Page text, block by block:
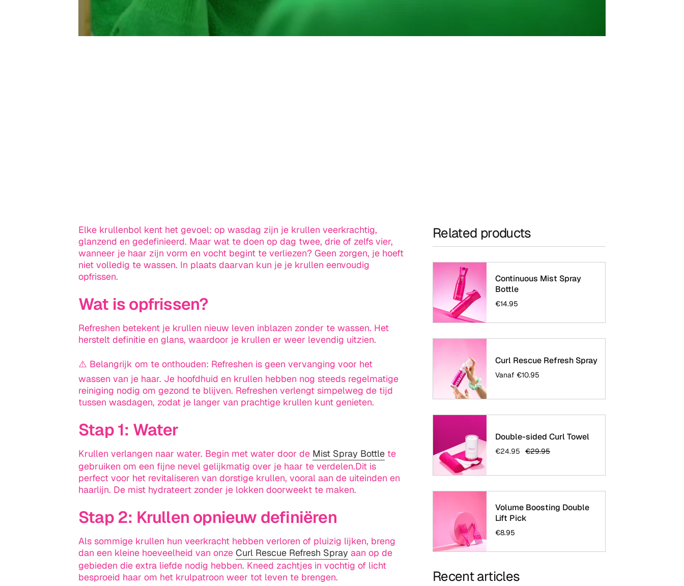
Elke krullenbol kent het gevoel: op wasdag zijn je krullen veerkrachtig,
glanzend en gedefinieerd. Maar wat te doen op dag twee, drie of zelfs vier,
wanneer je haar zijn vorm en vocht begint te verliezen? Geen zorgen, je hoeft
niet volledig te wassen. In plaats daarvan kun je je krullen eenvoudig
opfrissen.
Wat is opfrissen?
Refreshen betekent je krullen nieuw leven inblazen zonder te wassen. Het
herstelt definitie en glans, waardoor je krullen er weer levendig uitzien.
⚠️ Belangrijk om te onthouden: Refreshen is geen vervanging voor het
wassen van je haar. Je hoofdhuid en krullen hebben nog steeds regelmatige
reiniging nodig om gezond te blijven. Refreshen verlengt simpelweg de tijd
tussen wasdagen, zodat je langer van prachtige krullen kunt genieten.
Stap 1: Water
Krullen verlangen naar water. Begin met water door de Mist Spray Bottle te
gebruiken om een fijne nevel gelijkmatig over je haar te verdelen.Dit is
perfect voor het revitaliseren van dorstige krullen, vooral aan de uiteinden en
haarlijn. De mist hydrateert zonder je lokken doorweekt te maken.
Stap 2: Krullen opnieuw definiëren
Als sommige krullen hun veerkracht hebben verloren of pluizig lijken, breng
dan een kleine hoeveelheid van onze Curl Rescue Refresh Spray aan op de
gebieden die extra liefde nodig hebben. Kneed zachtjes in vochtig of licht
besproeid haar om het krulpatroon weer tot leven te brengen.
Related products
Continuous Mist Spray
Bottle
€14.95
Curl Rescue Refresh Spray
Vanaf €10.95
Double-sided Curl Towel
€24.95 €29.95
Volume Boosting Double
Lift Pick
€8.95
Recent articles